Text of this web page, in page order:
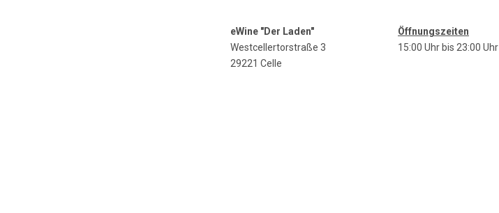
eWine "Der Laden"
Öffnungszeiten
Westcellertorstraße 3
15:00 Uhr bis 23:00 Uhr
29221 Celle